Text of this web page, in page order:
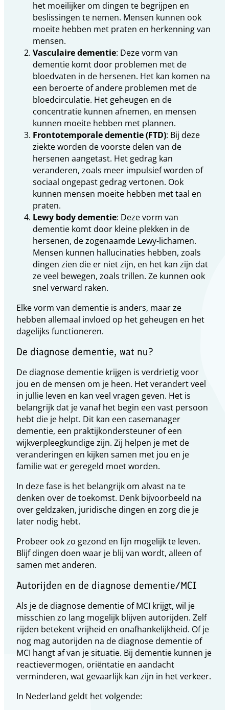
het moeilijker om dingen te begrijpen en
beslissingen te nemen. Mensen kunnen ook
moeite hebben met praten en herkenning van
mensen.
Vasculaire dementie: Deze vorm van
dementie komt door problemen met de
bloedvaten in de hersenen. Het kan komen na
een beroerte of andere problemen met de
bloedcirculatie. Het geheugen en de
concentratie kunnen afnemen, en mensen
kunnen moeite hebben met plannen.
Frontotemporale dementie (FTD): Bij deze
ziekte worden de voorste delen van de
hersenen aangetast. Het gedrag kan
veranderen, zoals meer impulsief worden of
sociaal ongepast gedrag vertonen. Ook
kunnen mensen moeite hebben met taal en
praten.
Lewy body dementie: Deze vorm van
dementie komt door kleine plekken in de
hersenen, de zogenaamde Lewy-lichamen.
Mensen kunnen hallucinaties hebben, zoals
dingen zien die er niet zijn, en het kan zijn dat
ze veel bewegen, zoals trillen. Ze kunnen ook
snel verward raken.
Elke vorm van dementie is anders, maar ze
hebben allemaal invloed op het geheugen en het
dagelijks functioneren.
De diagnose dementie, wat nu?
De diagnose dementie krijgen is verdrietig voor
jou en de mensen om je heen. Het verandert veel
in jullie leven en kan veel vragen geven. Het is
belangrijk dat je vanaf het begin een vast persoon
hebt die je helpt. Dit kan een casemanager
dementie, een praktijkondersteuner of een
wijkverpleegkundige zijn. Zij helpen je met de
veranderingen en kijken samen met jou en je
familie wat er geregeld moet worden.
In deze fase is het belangrijk om alvast na te
denken over de toekomst. Denk bijvoorbeeld na
over geldzaken, juridische dingen en zorg die je
later nodig hebt.
Probeer ook zo gezond en fijn mogelijk te leven.
Blijf dingen doen waar je blij van wordt, alleen of
samen met anderen.
Autorijden en de diagnose dementie/MCI
Als je de diagnose dementie of MCI krijgt, wil je
misschien zo lang mogelijk blijven autorijden. Zelf
rijden betekent vrijheid en onafhankelijkheid. Of je
nog mag autorijden na de diagnose dementie of
MCI hangt af van je situatie. Bij dementie kunnen je
reactievermogen, oriëntatie en aandacht
verminderen, wat gevaarlijk kan zijn in het verkeer.
In Nederland geldt het volgende: